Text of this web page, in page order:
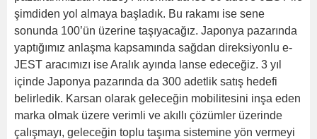
şimdiden yol almaya başladık. Bu rakamı ise sene
sonunda 100’ün üzerine taşıyacağız. Japonya pazarında
yaptığımız anlaşma kapsamında sağdan direksiyonlu e-
JEST aracımızı ise Aralık ayında lanse edeceğiz. 3 yıl
içinde Japonya pazarında da 300 adetlik satış hedefi
belirledik. Karsan olarak geleceğin mobilitesini inşa eden
marka olmak üzere verimli ve akıllı çözümler üzerinde
çalışmayı, geleceğin toplu taşıma sistemine yön vermeyi